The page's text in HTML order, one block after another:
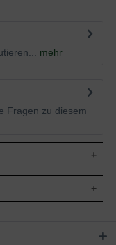
mehr
Fragen zu diesem